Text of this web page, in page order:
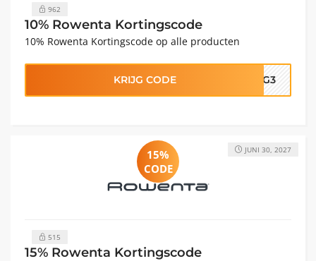
962
10% Rowenta Kortingscode
10% Rowenta Kortingscode op alle producten
KRIJG CODE TDG3
15%
CODE
515
15% Rowenta Kortingscode
JUNI 30, 2027